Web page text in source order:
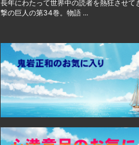
長年にわたって世界中の読者を熱狂させて
撃の巨人の第34巻。物語 ...